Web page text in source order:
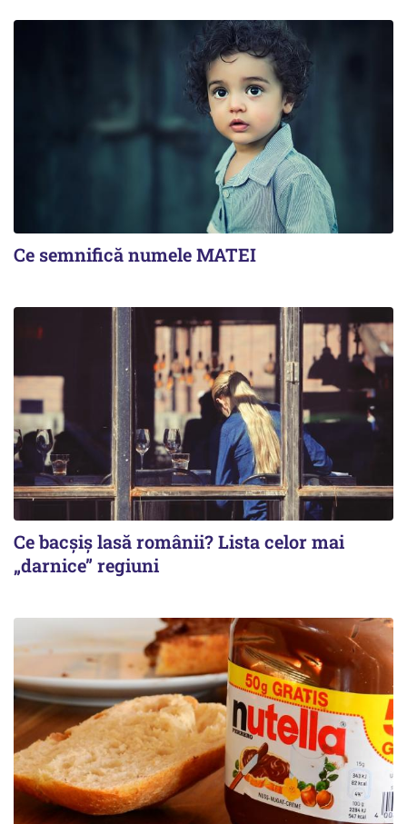
Ce semnifică numele MATEI
Ce bacșiș lasă românii? Lista celor mai
„darnice” regiuni